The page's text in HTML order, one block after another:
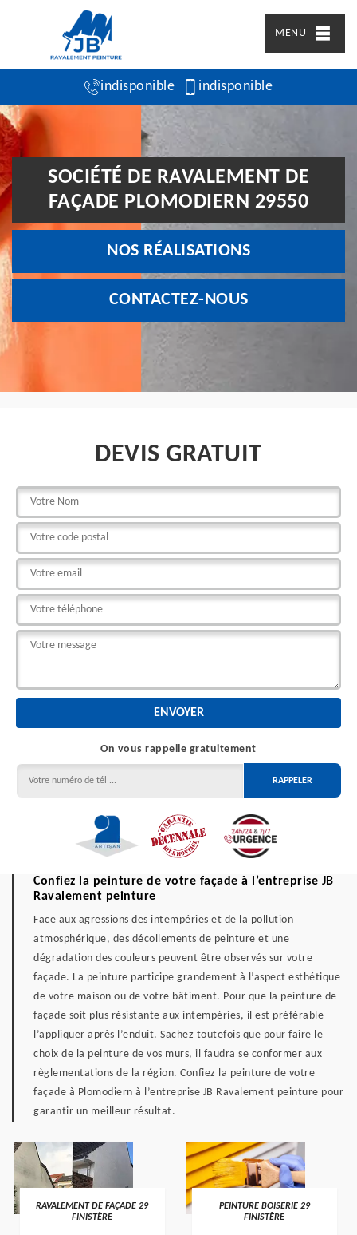
MENU
indisponible indisponible
SOCIÉTÉ DE RAVALEMENT DE
FAÇADE PLOMODIERN 29550
NOS RÉALISATIONS
CONTACTEZ-NOUS
DEVIS GRATUIT
On vous rappelle gratuitement
Confiez la peinture de votre façade à l’entreprise JB
Ravalement peinture
Face aux agressions des intempéries et de la pollution
atmosphérique, des décollements de peinture et une
dégradation des couleurs peuvent être observés sur votre
façade. La peinture participe grandement à l’aspect esthétique
de votre maison ou de votre bâtiment. Pour que la peinture de
façade soit plus résistante aux intempéries, il est préférable
l’appliquer après l’enduit. Sachez toutefois que pour faire le
choix de la peinture de vos murs, il faudra se conformer aux
règlementations de la région. Confiez la peinture de votre
façade à Plomodiern à l’entreprise JB Ravalement peinture pour
garantir un meilleur résultat.
RAVALEMENT DE FAÇADE 29
FINISTÈRE
PEINTURE BOISERIE 29
FINISTÈRE